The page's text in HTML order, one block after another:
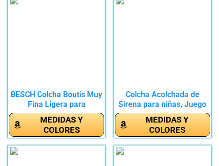
BESCH Colcha Boutis Muy
Fina Ligera para
Primavera...
MEDIDAS Y
COLORES
Colcha Acolchada de
Sirena para niñas, Juego
de...
MEDIDAS Y
COLORES